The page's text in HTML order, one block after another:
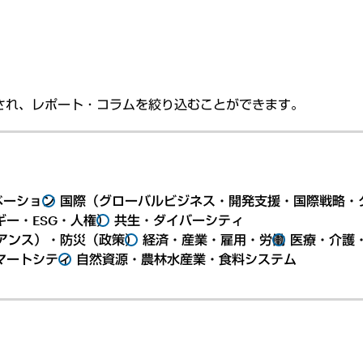
、レポート・コラムを絞り込むことができます。
ション 国際（グローバルビジネス・開発支援・国際戦略
ー・ESG・人権） 共生・ダイバーシティ
ンス）・防災（政策） 経済・産業・雇用・労働 医療・介護
ートシティ 自然資源・農林水産業・食料システム